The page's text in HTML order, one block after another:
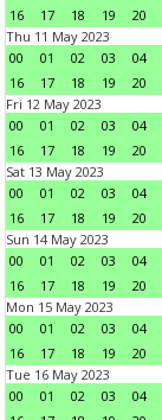
16
17 18 19 20
Thu 11 May 2023
00
01 02 03 04
16
17 18 19 20
Fri 12 May 2023
00
01 02 03 04
16
17 18 19 20
Sat 13 May 2023
00
01 02 03 04
16
17 18 19 20
Sun 14 May 2023
00
01 02 03 04
16
17 18 19 20
Mon 15 May 2023
00
01 02 03 04
16
17 18 19 20
Tue 16 May 2023
00
01 02 03 04